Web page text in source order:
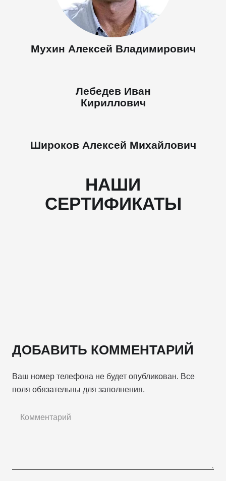
Мухин Алексей Владимирович
Лебедев Иван
Кириллович
Широков Алексей Михайлович
НАШИ
СЕРТИФИКАТЫ
ДОБАВИТЬ КОММЕНТАРИЙ
Ваш номер телефона не будет опубликован. Все
поля обязательны для заполнения.